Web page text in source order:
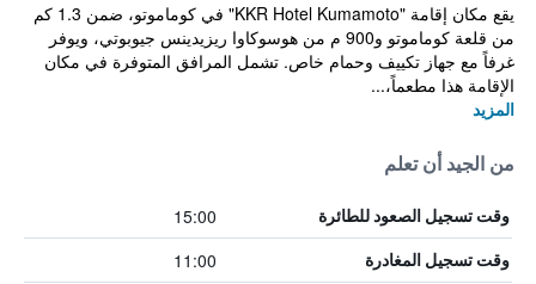
يقع مكان إقامة "KKR Hotel Kumamoto" في كوماموتو، ضمن 1.3 كم
من قلعة كوماموتو و900 م من هوسوكاوا ريزيدينس جيوبوتي، ويوفر
غرفاً مع جهاز تكييف وحمام خاص. تشمل المرافق المتوفرة في مكان
الإقامة هذا مطعماً،...
المزيد
من الجيد أن تعلم
وقت تسجيل الصعود للطائرة 15:00
وقت تسجيل المغادرة 11:00